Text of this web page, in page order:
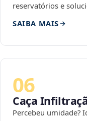
reservatórios e
SAIBA MAIS
06
Caça
Percebeu umidade?